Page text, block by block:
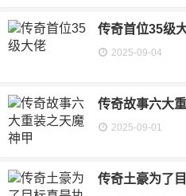
传奇首位35级
2025-09-04
传奇故事六大
2025-09-01
传奇土豪为了